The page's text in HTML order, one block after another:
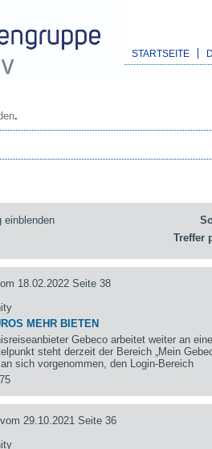
STARTSEITE
.
einblenden
Treffer
18.02.2022 Seite 38
MEHR BIETEN
Gebeco arbeitet weiter an
steht derzeit der Bereich „Mein
sich vorgenommen, den Login-Bereich
29.10.2021 Seite 36